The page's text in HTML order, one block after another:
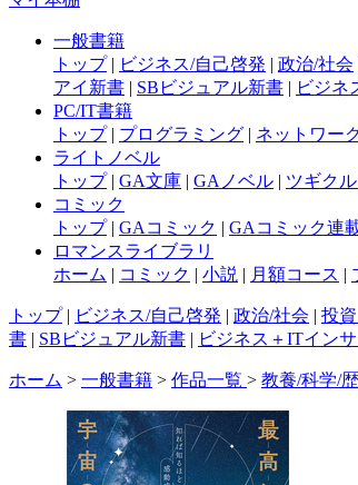
一般書籍
トップ| ビジネス/自己啓発 | 政治/社会
アイ新書 | SBビジュアル新書 | ビジネ
PC/IT書籍
トップ| プログラミング | ネットワー
ライトノベル
トップ| GA文庫 | GAノベル | ツギク
コミック
トップ| GAコミック | GAコミック連
ロマンスライブラリ
ホーム | コミック | 小説 | 月額コース |
トップ| ビジネス/自己啓発 | 政治/社会 | 投
書 | SBビジュアル新書 | ビジネス＋ITインサ
ホーム > 一般書籍 > 作品一覧 > 教養/科学/